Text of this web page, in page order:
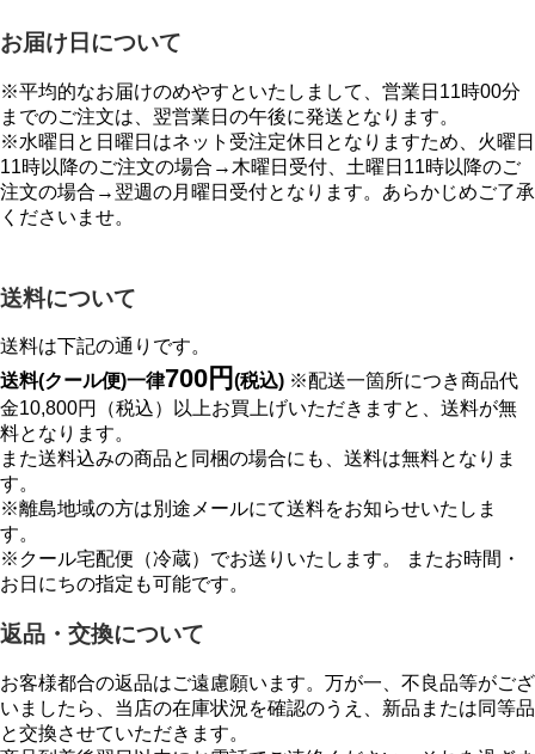
お届け日について
※平均的なお届けのめやすといたしまして、営業日11時00分
までのご注文は、翌営業日の午後に発送となります。
※水曜日と日曜日はネット受注定休日となりますため、火曜日
11時以降のご注文の場合→木曜日受付、土曜日11時以降のご
注文の場合→翌週の月曜日受付となります。あらかじめご了承
くださいませ。
送料について
送料は下記の通りです。
送料(クール便)一律700円 (税込) ※配送一箇所につき商品代
金10,800円（税込）以上お買上げいただきますと、送料が無
料となります。
また送料込みの商品と同梱の場合にも、送料は無料となりま
す。
※離島地域の方は別途メールにて送料をお知らせいたしま
す。
※クール宅配便（冷蔵）でお送りいたします。 またお時間・
お日にちの指定も可能です。
返品・交換について
お客様都合の返品はご遠慮願います。万が一、不良品等がござ
いましたら、当店の在庫状況を確認のうえ、新品または同等品
と交換させていただきます。